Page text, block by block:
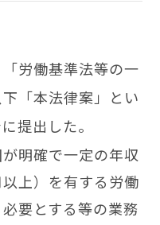
労働基準法等の一
「本法律案」とい
提出した。
明確で一定の年収
上）を有する労働
要とする等の業務